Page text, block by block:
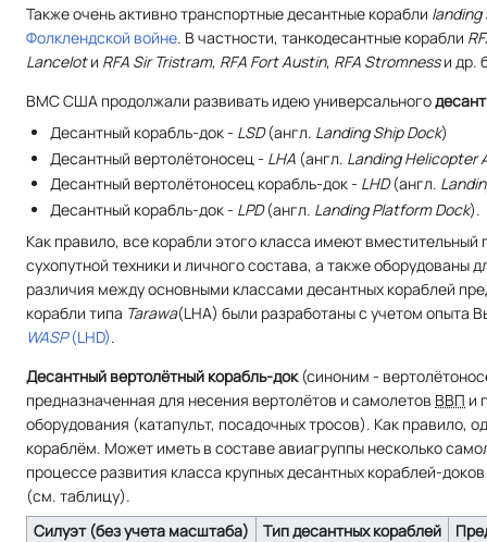
Также очень активно транспортные десантные корабли landing
Фолклендской войне. В частности, танкодесантные корабли
Lancelotи RFA Sir Tristram, RFA Fort Austin, RFA Stromnessи др.
ВМС США продолжали развивать идею универсального
Десантный корабль-док - LSD(англ. Landing Ship Dock)
Десантный вертолётоносец - LHA (англ. Landing Helicopter
Десантный вертолётоносец корабль-док - LHD(англ.
Десантный корабль-док - LPD(англ. Landing Platform Dock).
Как правило, все корабли этого класса имеют
сухопутной техники и личного состава, а также оборудованы
различия между основными классами десантных кораблей
корабли типа Tarawa(LHA) были разработаны с учетом опыта
WASP(LHD).
Десантный вертолётный корабль-док(синоним -
предназначенная для несения вертолётов и самолетов ВВП и
оборудования (катапульт, посадочных тросов). Как
кораблём. Может иметь в составе авиагруппы несколько
процессе развития класса крупных десантных кораблей-
(см. таблицу).
Силуэт (без учета масштаба)
Тип десантных кораблей